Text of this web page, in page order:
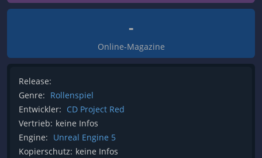
-
Online-Magazine
Release:
Genre: Rollenspiel
Entwickler: CD Project Red
Vertrieb: keine Infos
Engine: Unreal Engine 5
Kopierschutz: keine Infos